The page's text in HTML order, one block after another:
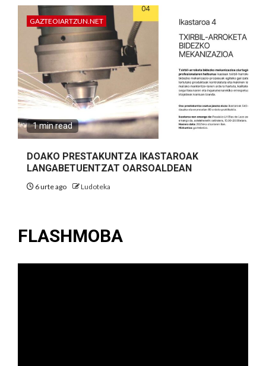
GAZTEOIARTZUN.NET
1 min read
DOAKO PRESTAKUNTZA IKASTAROAK
LANGABETUENTZAT OARSOALDEAN
6 urte ago Ludoteka
FLASHMOBA